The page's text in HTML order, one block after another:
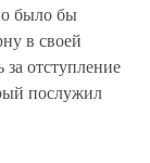
было бы
в своей
отступление
послужил